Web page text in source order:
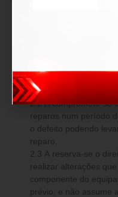
avarias prévias, a tem o dever de reparar os danos o mais
breve possível, sem
2.2 A compromete-se em dar início na manutenção e
reparos num período
o defeito podendo
reparo.
2.3 A reserva-se o direito de alterar, modificar, melhorar ou
realizar alterações
componente do
prévio, e não assume